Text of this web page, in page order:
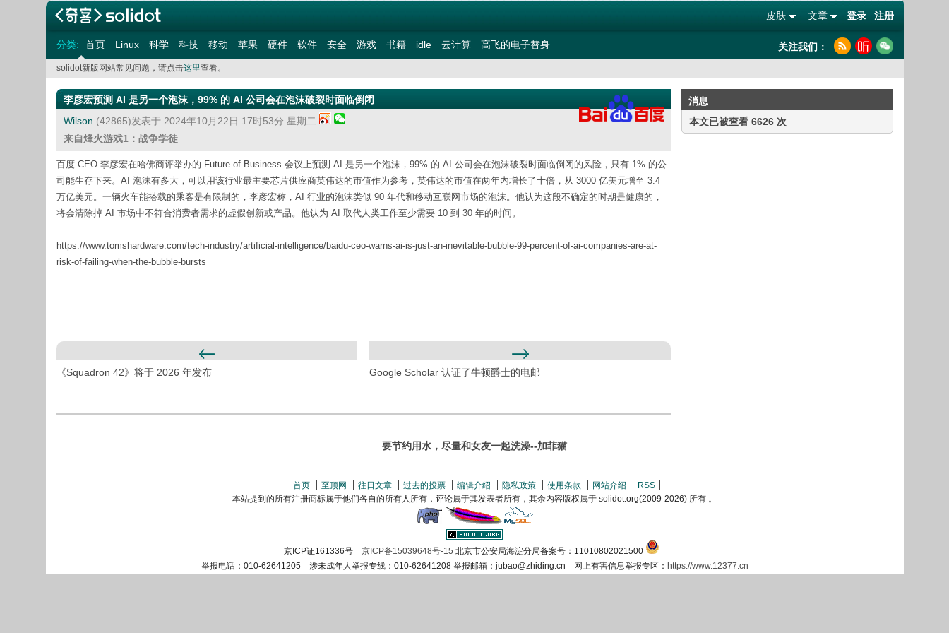
登录 注册
文章
皮肤
分类: 首页 Linux 科学 科技 移动 苹果 硬件 软件 安全 游戏 书籍 idle 云计算 高飞的电子替身 关注我们：
solidot新版网站常见问题，请点击这里查看。
消息
本文已被查看 6626 次
李彦宏预测 AI 是另一个泡沫，99% 的 AI 公司会在泡沫破裂时面临倒闭
Wilson (42865)发表于 2024年10月22日 17时53分 星期二
来自烽火游戏1：战争学徒
百度 CEO 李彦宏在哈佛商评举办的 Future of Business 会议上预测 AI 是另一个泡沫，99% 的 AI 公司会在泡沫破裂时面临倒闭的风险，只有 1% 的公
司能生存下来。AI 泡沫有多大，可以用该行业最主要芯片供应商英伟达的市值作为参考，英伟达的市值在两年内增长了十倍，从 3000 亿美元增至 3.4
万亿美元。一辆火车能搭载的乘客是有限制的，李彦宏称，AI 行业的泡沫类似 90 年代和移动互联网市场的泡沫。他认为这段不确定的时期是健康的，
将会清除掉 AI 市场中不符合消费者需求的虚假创新或产品。他认为 AI 取代人类工作至少需要 10 到 30 年的时间。
https://www.tomshardware.com/tech-industry/artificial-intelligence/baidu-ceo-warns-ai-is-just-an-inevitable-bubble-99-percent-of-ai-companies-are-at-
risk-of-failing-when-the-bubble-bursts
《Squadron 42》将于 2026 年发布 Google Scholar 认证了牛顿爵士的电邮
要节约用水，尽量和女友一起洗澡--加菲猫
首页 至顶网 往日文章 过去的投票 编辑介绍 隐私政策 使用条款 网站介绍
RSS
本站提到的所有注册商标属于他们各自的所有人所有，评论属于其发表者所有，其余内容版权属于 solidot.org(2009-2026) 所有 。
京ICP证161336号 京ICP备15039648号-15 北京市公安局海淀分局备案号：11010802021500
举报电话：010-62641205 涉未成年人举报专线：010-62641208 举报邮箱：jubao@zhiding.cn 网上有害信息举报专区： https://www.12377.cn